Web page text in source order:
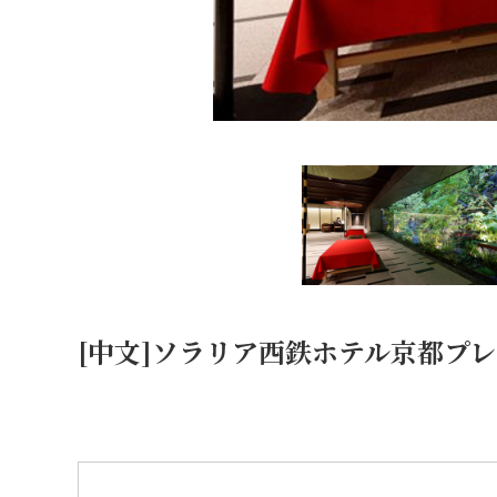
[中文]ソラリア西鉄ホテル京都プ